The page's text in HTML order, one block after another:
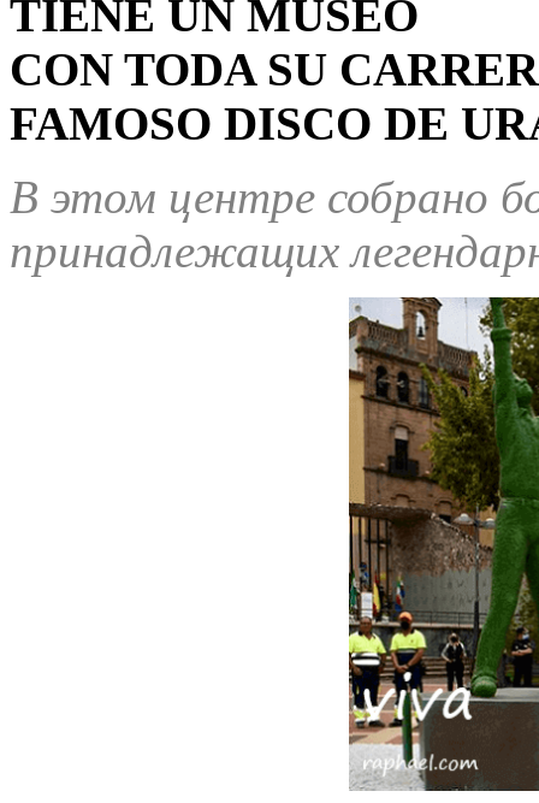
TIENE UN MUSEO
CON TODA SU
FAMOSO DISCO DE
В этом центре собрано
принадлежащих